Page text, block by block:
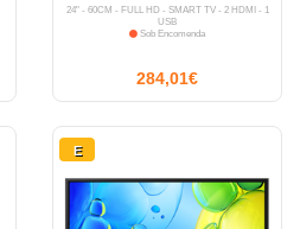
24" - 60CM - FULL HD - SMART TV - 2 HDMI - 1
USB
Sob Encomenda
284,01€
E